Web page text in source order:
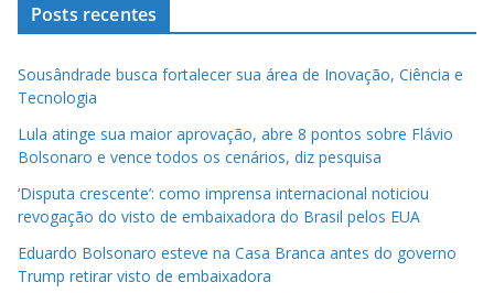
Posts recentes
Sousândrade busca fortalecer sua área de Inovação, Ciência e
Tecnologia
Lula atinge sua maior aprovação, abre 8 pontos sobre Flávio
Bolsonaro e vence todos os cenários, diz pesquisa
‘Disputa crescente’: como imprensa internacional noticiou
revogação do visto de embaixadora do Brasil pelos EUA
Eduardo Bolsonaro esteve na Casa Branca antes do governo
Trump retirar visto de embaixadora